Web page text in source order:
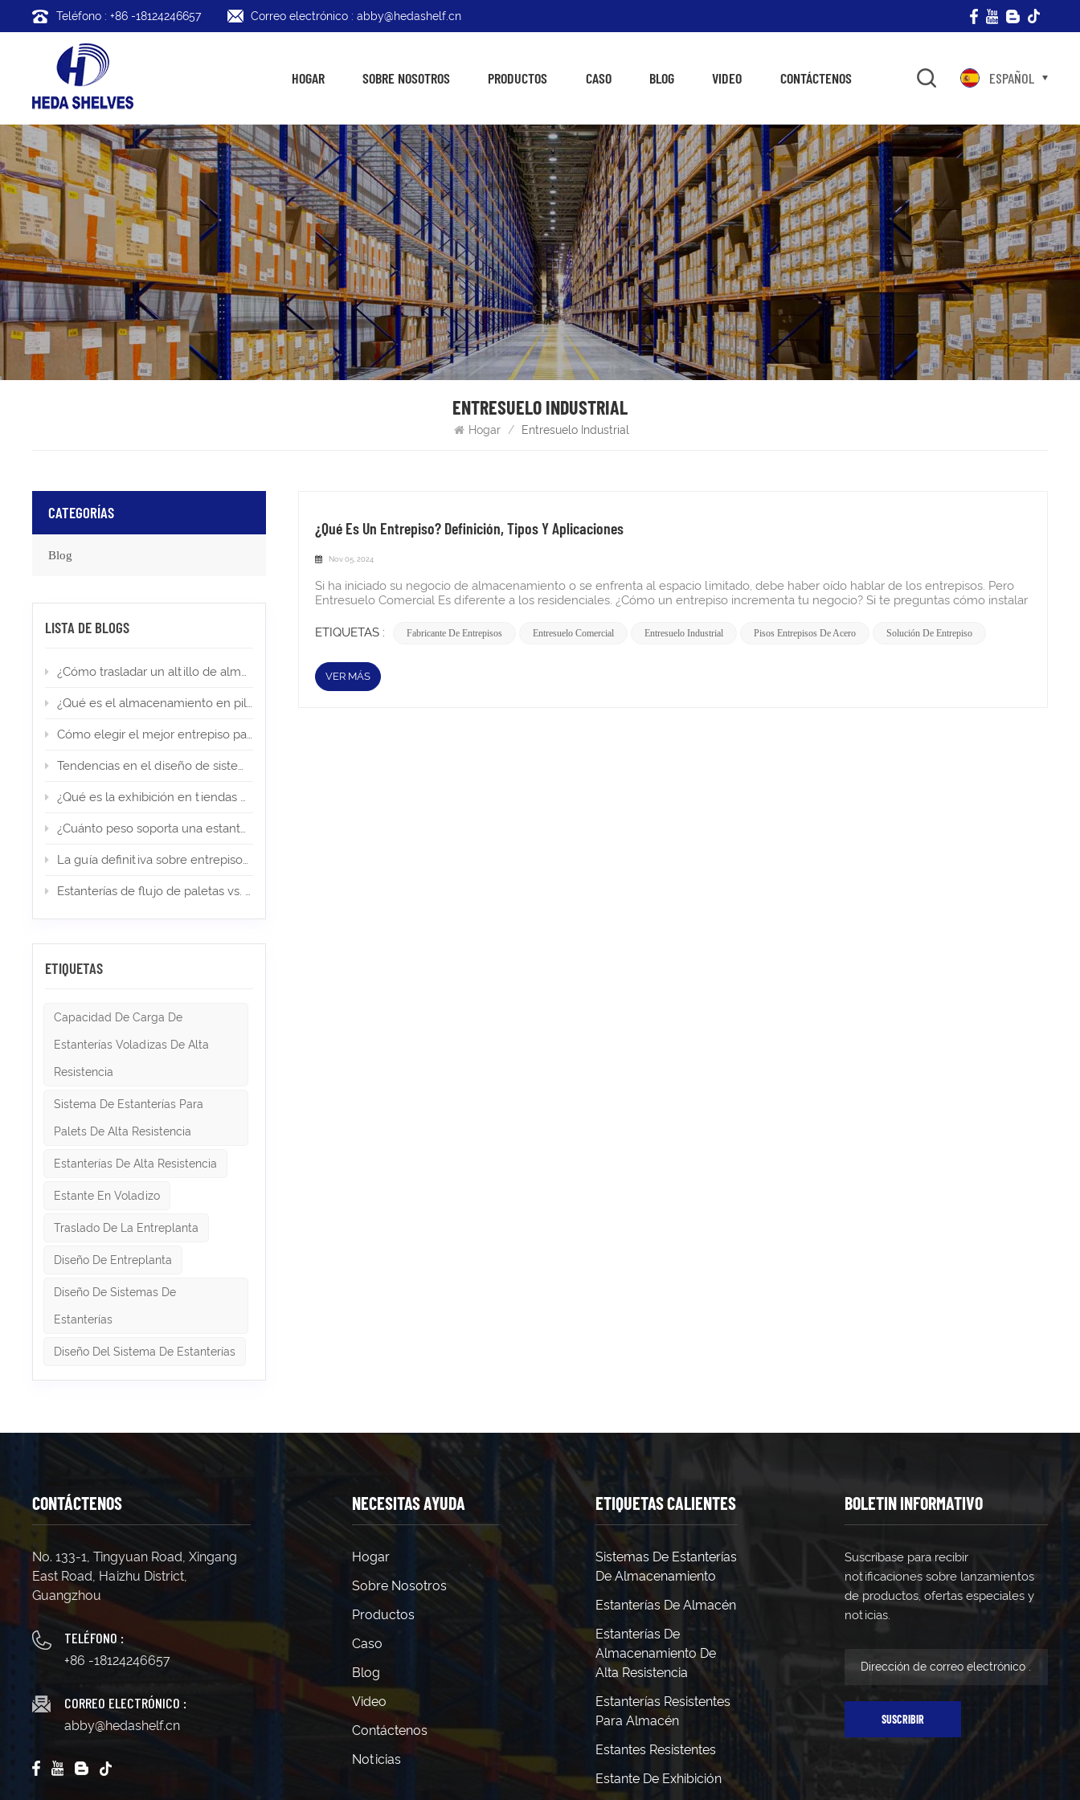
Teléfono : +86 -18124246657 Correo electrónico : abby@hedashelf.cn
HOGAR SOBRE NOSOTROS PRODUCTOS CASO BLOG VIDEO CONTÁCTENOS ESPAÑOL
ENTRESUELO INDUSTRIAL
Hogar / Entresuelo Industrial
¿Qué Es Un Entrepiso? Definición, Tipos Y Aplicaciones
Nov 05, 2024
Si ha iniciado su negocio de almacenamiento o se enfrenta al espacio limitado, debe haber oído hablar de los entrepisos. Pero Entresuelo Comercial Es diferente a los residenciales. ¿Cómo un entrepiso incrementa tu negocio? Si te preguntas cómo instalar un entrepiso para almacén, esta publicación es para ti.¿Cuántos factores se deben tener en cuenta antes de elegir entrepisos? ¿Cuál es el adecuado para mi negocio? Lea esta publicación de blog y descubrirá los sistemas de entrepiso tipos, beneficios y nuestros estudios de caso. ¿Qué es un entrepiso?"En entornos industriales, los entrepisos se pueden instalar (en lugar de construir como parte de la estructura) en espacios de techos altos, como almacenes. Estas estructuras semipermanentes suelen ser independientes, se pueden desmantelar y reubicar, y se venden comercialmente. " Definición de Wiki. En zona comercial, entrepiso también denominado como entrepiso industrial. Utiliza el espacio vertical de manera eficiente, lo que permite a las empresas ampliar su área operativa sin la necesidad de costosas ampliaciones de edificios. Esta flexibilidad hace que los entrepisos sean un componente esencial en los entornos modernos de almacenamiento y fabricación. ¿Cuál es el propósito de un entrepiso industrial?El objetivo principal de una entrepiso industrial es crear espacio utilizable adicional. Esto puede incluir áreas de almacenamiento, zonas de producción o espacios de oficinas. Al maximizar la altura vertical, las empresas pueden optimizar su diseño y mejorar el flujo de trabajo sin tener que reubicarse. ¿Cuáles son los diferentes tipos de entrepisos?Los entrepisos son estructuras versátiles que pueden mejorar significativamente la funcionalidad de un espacio. Por lo general, se clasifican según los materiales de construcción y los tipos de diseño. Comprender estos tipos ayuda a las empresas a elegir el entrepiso adecuado para sus necesidades. Basado en materiales de construcción Pisos entrepisos con rejilla de barLos entrepisos con rejillas de barras se construyen con rejillas de acero inoxidable o aluminio. Son antideslizantes y dejan pasar el aire y la luz, lo que los hace ideales para ambientes donde la ventilación es fundamental. Su diseño robusto soporta cargas pesadas y requiere un mantenimiento mínimo. Sistema de piso de entrepiso de maderaLos entrepisos de madera combinan atractivo estético con funcionalidad. Son populares en entornos comerciales y de oficinas donde la apariencia importa. La madera es fácil de instalar y proporciona una apariencia cálida, pero es más adecuada para cargas más livianas en comparación con las opciones de acero u hormigón. Pisos entrepisos de aceroLos entrepisos de acero son conocidos por su resistencia y durabilidad, lo que los hace adecuados para aplicaciones de alta resistencia. Pueden soportar un peso significativo y se utilizan a menudo en almacenes y fábricas donde se necesitan soluciones de almacenamiento sólidas. Entrepisos de ConcretoLos entrepisos de hormigón ofrecen la mayor durabilidad y capacidad de carga. Son instalaciones permanentes, ideales para entornos industriales que requieren pisos estables para equipos o maquinaria pesada. Sin embargo, su peso los hace menos flexibles en términos de reubicación. Entrepisos según tipo de diseño Entrepisos independientesEstas estructuras se encuentran de forma independiente dentro de un espacio, sostenidas por columnas en lugar de unidas a las paredes. Proporcionan flexibilidad en el diseño y se pueden personalizar para adaptarse a diversas necesidades operativas. Pisos entrepisos con soporte de bastidorLos entrepisos con soporte de bastidores utilizan estantes o sistemas de estanterías existentes como soporte. Este diseño maximiza la eficiencia del almacenamiento debajo del entrepiso y al mismo tiempo proporciona espacio adicional arriba, lo que la convierte en una solución rentable. Sistema de entrepiso de pasarelaLos entrepisos Catwalk cuentan con pasillos elevados que brindan acceso a estanterías adicionales o áreas de almacenamiento superiores. Este diseño es particularmente útil en entornos donde es necesario un fácil acceso a almacenamiento elevado. Sistema de piso entresuelo de estera completaCombinando características de sistemas independientes y de pasarela, los entrepisos de tapete completo ofrecen versatilidad para diversas aplicaciones, desde almacenamiento a granel hasta espacio de oficina. Pisos entrepisos de varios nivelesLos entrepisos de varios niveles crean varios niveles de espacio utilizable dentro de una instalación, ideales para maximizar la altura vertical en almacenes con techos altos. Entrepiso ModularLos entrepisos modulares se prefabrican fuera del sitio y se pueden ensamblar rápidamente en el lugar. Este tipo permite una interrupción mínima durante la instalación y ofrece flexibilidad para futuras modificaciones. ¿Dónde se utiliza un entrepiso? Los entrepisos son estructuras versátiles que se pueden utilizar en diversas industrias. Su capacidad para maximizar el espacio vertical los hace ideales para diferentes ambientes. A continuación se muestran algunas aplicaciones comunes: AlmacenesEn los almacenes, los entrepisos se utilizan para crear espacio de almacenamiento adicional sin ampliar la huella del edificio. Permiten a los gerentes de almacén utilizar el volumen vertical de manera efectiva, a menudo duplicando el área de piso disponible. Esto es particularmente beneficioso para acomodar un inventario creciente sin la necesidad de costosos proyectos de construcción o reubicación15. Entrepisos de almacenamiento: Proporcionan espacio adicional para la gestión y manipulación de existencias.Entrepisos del espacio de trabajo: Ubicadas sobre el almacén principal, estas áreas pueden cumplir funciones administrativas o como espacios de sala limpia. FábricasLas fábricas suelen utilizar entrepisos para mejorar las capacidades de producción. Al agregar un entrepiso, las empresas pueden crear espacio de fabricación adicional sin mudarse a una instalación más grande. Esta flexibilidad permite un mejor flujo de trabajo y eficiencia operativa, acomodando maquinaria y equipo mientras se mantiene el cumplimiento de las normas de seguridad. Centro de distribuciónEn los centros de distribución, los entrepisos facilitan operaciones logísticas eficientes al proporcionar espacio adicional para clasificar y empaquetar mercancías. Ayudan a agilizar los procesos al permitir un fácil acceso a los productos almacenados en diferentes niveles. Esta configuración también puede integrar sistemas transportadores para un manejo fluido de materiales. Espacio de recogida minoristaLos entornos comerciales se benefician de los entrepisos al aumentar la superficie de ventas. Los minoristas pueden crear exhibidores atractivos y maximizar el espacio en los estantes, lo que contribuye directamente a mayores volúmenes de ventas. Los entrepisos en entornos minoristas a menudo están diseñados para combinarse perfectamente con la estética de la tienda, mejorando la experiencia del cliente y aumentando las ganancias. supermercadosLos supermercados utilizan entrepisos para ampliar su oferta de productos sin ampliar su huella física. Al crear niveles adicionales para áreas de almacenamiento o atención al cliente, los supermercados pueden optimizar su distribución y mejorar el flujo de compras. Este uso estratégico del espacio ayuda a los supermercados a adaptarse de manera eficiente a las fluctuaciones estacionales del inventario. OficinasEn entornos de oficinas, los entrepisos brindan espacio de trabajo adicional sin necesidad de mudarse a una nueva ubicación. Pueden diseñarse como oficinas de planta abierta, salas de reuniones o espacios de trabajo privados, utilizando eficazmente techos altos en unidades industriales o salas de exposición. Esta configuración no sólo maximiza el espacio disponible sino que también fomenta la colaboración entre equipos al integrar diferentes departamentos muy cerca. Descubra la solución integral para pisos entrepisos industriales con Estantes HedaLos entresuelos pueden ser una gran adición a muchos industriales y comerciales Espacios de trabajo para aumentar el espacio útil dentro del edificio. Para muchos lugares de trabajo, instalar un entrepiso puede ser una opción rentable para agregar espacio utilizable al lugar de trabajo sin requerir una costosa ampliación del edificio. Heda Shelves, una de las principales Fabricante de entrepisos en China con más de 20 años de experiencia. Contáctanos hoy para organizar un diseño gratuito y sin compromiso o llámenos ahora al +86-18124246657, ¡esperamos darle a su negocio el impulso que se merece! Preguntas frecuentes sobre entrepisos industriales ¿Cómo afectan los entrepisos a la seguridad de un almacén?Los entresuelos mejoran la seguridad del almacén al incorporar características como barandillas, puertas para palés y pasillos despejados para evitar caídas y accidentes. Una capacitación adecuada sobre límites de carga y preparación para emergencias garantiza aún más un entorno de trabajo seguro, mientras que las inspecciones periódicas mantienen la integridad estructural. En general, estas medidas contribuyen a una operación de almacén más segura y organizada. ¿Cuáles son los requisitos de mantenimiento para entrepisos?Los entresuelos requieren inspecciones periódicas para evaluar la integridad estructural e identificar cualquier signo de desgaste o daño. La limpieza rutinaria es esencial para evitar riesgos de resbalones, mientras que el control de la capacidad de carga garantiza un uso seguro. Además, se deben mantener los elementos de seguridad, como las barandillas, y cualquier reparación debe realizarse con prontitud para garantizar la seguridad y la funcionalidad continuas. ¿Cuáles son las opciones de personalización más habituales para entrepisos?Los pisos entrepisos se pueden personalizar con varias opciones, incluidos diferentes materiales de piso (como rejillas, madera o acero), co
ETIQUETAS : Fabricante De Entrepisos Entresuelo Comercial Entresuelo Industrial Pisos Entrepisos De Acero Solución De Entrepiso
VER MÁS
CATEGORÍAS
Blog
LISTA DE BLOGS
¿Cómo trasladar un altillo de almacén a una nueva ubicación?
¿Qué es el almacenamiento en pilas altas? Tipos, aplicaciones y permisos
Cómo elegir el mejor entrepiso para su almacén de comercio electrónico
Tendencias en el diseño de sistemas de estanterías en 2026
¿Qué es la exhibición en tiendas minoristas? Tipos, diseño e importancia
¿Cuánto peso soporta una estantería para palets? (Guía de expertos)
La guía definitiva sobre entrepisos en almacenes y almacenamiento industrial en 2026
Estanterías de flujo de paletas vs. estanterías Push Back: ¿cuál es la adecuada para el almacenamiento de alta densidad?
ETIQUETAS
Capacidad De Carga De
Estanterías Voladizas De Alta
Resistencia
Sistema De Estanterías Para
Palets De Alta Resistencia
Estanterías De Alta Resistencia
Estante En Voladizo
Traslado De La Entreplanta
Diseño De Entreplanta
Diseño De Sistemas De
Estanterías
Diseño Del Sistema De Estanterías
CONTÁCTENOS
No. 133-1, Tingyuan Road, Xingang
East Road, Haizhu District,
Guangzhou
TELÉFONO :
+86 -18124246657
CORREO ELECTRÓNICO :
abby@hedashelf.cn
NECESITAS AYUDA
Hogar
Sobre Nosotros
Productos
Caso
Blog
Video
Contáctenos
Noticias
ETIQUETAS CALIENTES
Sistemas De Estanterías
De Almacenamiento
Estanterías De Almacén
Estanterías De
Almacenamiento De
Alta Resistencia
Estanterías Resistentes
Para Almacén
Estantes Resistentes
Estante De Exhibición
BOLETIN INFORMATIVO
Suscríbase para recibir
notificaciones sobre lanzamientos
de productos, ofertas especiales y
noticias.
SUSCRIBIR